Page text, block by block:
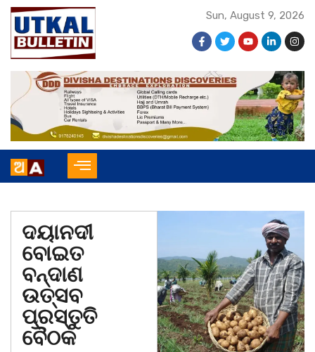
Sun, August 9, 2026
ଦୟାନଦୀ
ବୋଇତ
ବନ୍ଦାଣ
ଉତ୍ସବ
ପ୍ରସ୍ତୁତି
ବୈଠକ